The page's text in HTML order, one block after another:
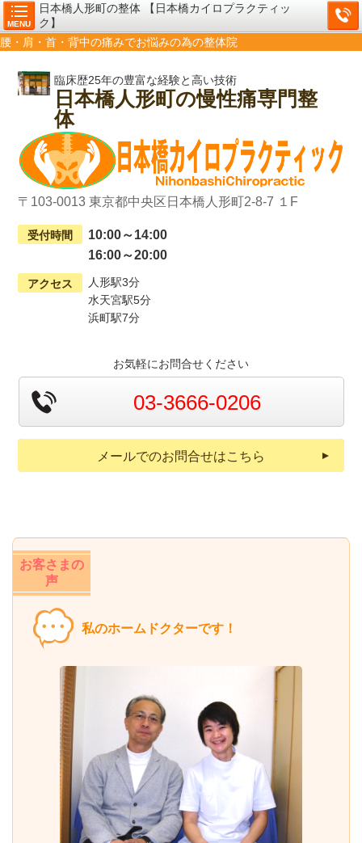
MENU
日本橋人形町の整体 【日本橋カイロプラクティッ
ク】
腰・肩・首・背中の痛みでお悩みの為の整体院
臨床歴25年の豊富な経験と高い技術
日本橋人形町の慢性痛専門整
体
〒103-0013 東京都中央区日本橋人形町2-8-7 １F
受付時間
10:00～14:00
16:00～20:00
アクセス
人形駅3分
水天宮駅5分
浜町駅7分
お気軽にお問合せください
03-3666-0206
メールでのお問合せはこちら
お客さまの
声
私のホームドクターです！